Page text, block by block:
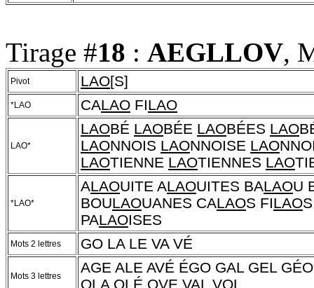
Tirage #18 : AEGLLOV,
Pivot LAO[S]
*LAO CALAO FILAO
LAO*
LAOBÉ LAOBÉE LAOBÉES LAO
LAONNOIS LAONNOISE LAO
LAOTIENNE LAOTIENNES LAO
*LAO*
ALAOUITE ALAOUITES BALAOU
BOULAOUANES CALAOS FILAO
PALAOISES
Mots 2 lettres GO LA LE VA VÉ
Mots 3 lettres
AGE ALE AVÉ ÉGO GAL GEL
OLA OLÉ OVE VAL VOL